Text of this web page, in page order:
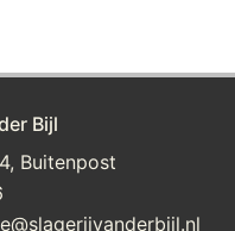
Bijl
Buitenpost